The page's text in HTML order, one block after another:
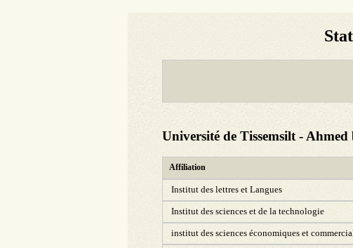
Université de Tissemsilt -
Affiliation
Institut des lettres et Langues
Institut des sciences et de la technologie
institut des sciences économiques et